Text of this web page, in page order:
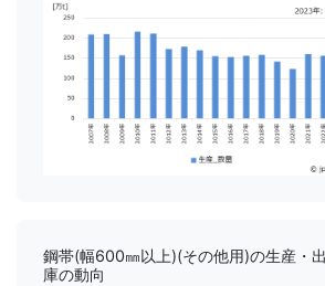
鋼帯(幅600㎜以上)(その他用)の生産・
庫の動向